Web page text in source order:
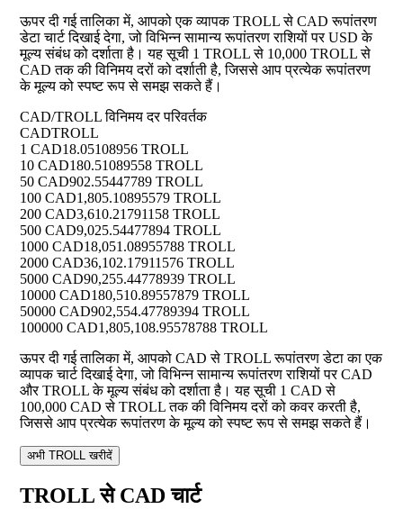
ऊपर दी गई तालिका में, आपको एक व्यापक TROLL से CAD रूपांतरण
डेटा चार्ट दिखाई देगा, जो विभिन्न सामान्य रूपांतरण राशियों पर USD के
मूल्य संबंध को दर्शाता है। यह सूची 1 TROLL से 10,000 TROLL से
CAD तक की विनिमय दरों को दर्शाती है, जिससे आप प्रत्येक रूपांतरण
के मूल्य को स्पष्ट रूप से समझ सकते हैं।
CAD/TROLL विनिमय दर परिवर्तक
CADTROLL
1 CAD18.05108956 TROLL
10 CAD180.51089558 TROLL
50 CAD902.55447789 TROLL
100 CAD1,805.10895579 TROLL
200 CAD3,610.21791158 TROLL
500 CAD9,025.54477894 TROLL
1000 CAD18,051.08955788 TROLL
2000 CAD36,102.17911576 TROLL
5000 CAD90,255.44778939 TROLL
10000 CAD180,510.89557879 TROLL
50000 CAD902,554.47789394 TROLL
100000 CAD1,805,108.95578788 TROLL
ऊपर दी गई तालिका में, आपको CAD से TROLL रूपांतरण डेटा का एक
व्यापक चार्ट दिखाई देगा, जो विभिन्न सामान्य रूपांतरण राशियों पर CAD
और TROLL के मूल्य संबंध को दर्शाता है। यह सूची 1 CAD से
100,000 CAD से TROLL तक की विनिमय दरों को कवर करती है,
जिससे आप प्रत्येक रूपांतरण के मूल्य को स्पष्ट रूप से समझ सकते हैं।
अभी TROLL खरीदें
TROLL से CAD चार्ट